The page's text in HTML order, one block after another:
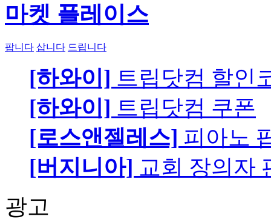
마켓 플레이스
팝니다 삽니다 드립니다
[하와이] 트립닷컴 할인
[하와이] 트립닷컴 쿠폰
[로스앤젤레스] 피아노
[버지니아] 교회 장의자
광고